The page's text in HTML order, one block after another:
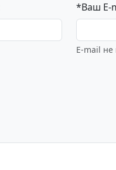
*Ваш E-
E-mail не